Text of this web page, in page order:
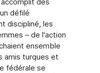
défilé
discipliné, les
– de l'action
ensemble
amis turques et
fédérale se